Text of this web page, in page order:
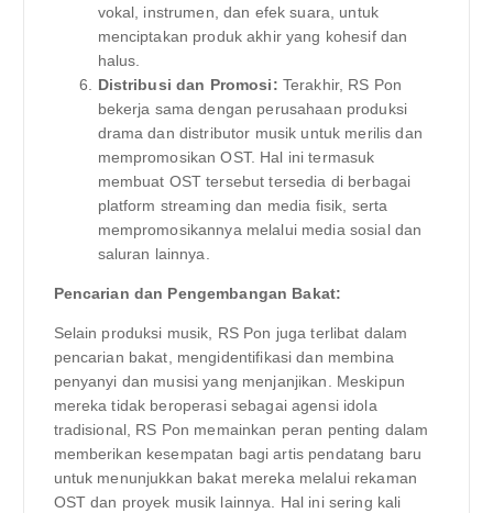
vokal, instrumen, dan efek suara, untuk
menciptakan produk akhir yang kohesif dan
halus.
Distribusi dan Promosi: Terakhir, RS Pon
bekerja sama dengan perusahaan produksi
drama dan distributor musik untuk merilis dan
mempromosikan OST. Hal ini termasuk
membuat OST tersebut tersedia di berbagai
platform streaming dan media fisik, serta
mempromosikannya melalui media sosial dan
saluran lainnya.
Pencarian dan Pengembangan Bakat:
Selain produksi musik, RS Pon juga terlibat dalam
pencarian bakat, mengidentifikasi dan membina
penyanyi dan musisi yang menjanjikan. Meskipun
mereka tidak beroperasi sebagai agensi idola
tradisional, RS Pon memainkan peran penting dalam
memberikan kesempatan bagi artis pendatang baru
untuk menunjukkan bakat mereka melalui rekaman
OST dan proyek musik lainnya. Hal ini sering kali